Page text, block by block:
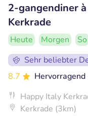
2-gangendiner
Kerkrade
Heute Morgen So
Sehr beliebter
8.7
Hervorragend
Happy Italy
Kerkrade (3km)